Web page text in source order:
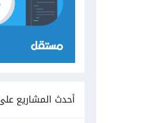
أحدث المشاريع